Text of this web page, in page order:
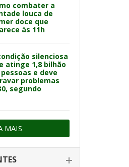
combater a
louca de
doce que
às 11h
silenciosa
atinge 1,8 bilhão
e deve
problemas
segundo
MAIS